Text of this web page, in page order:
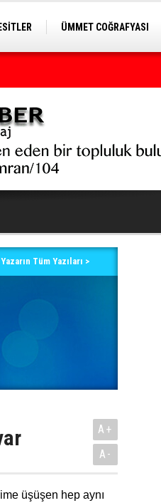
ÜMMET COĞRAFYASI
Yazarın Tüm Yazıları >
A+
A-
üşüşen hep aynı